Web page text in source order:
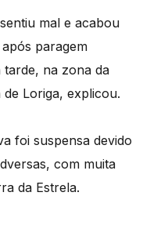
mal e acabou
paragem
tarde, na zona da
Loriga, explicou.
foi suspensa devido
com muita
da Estrela.